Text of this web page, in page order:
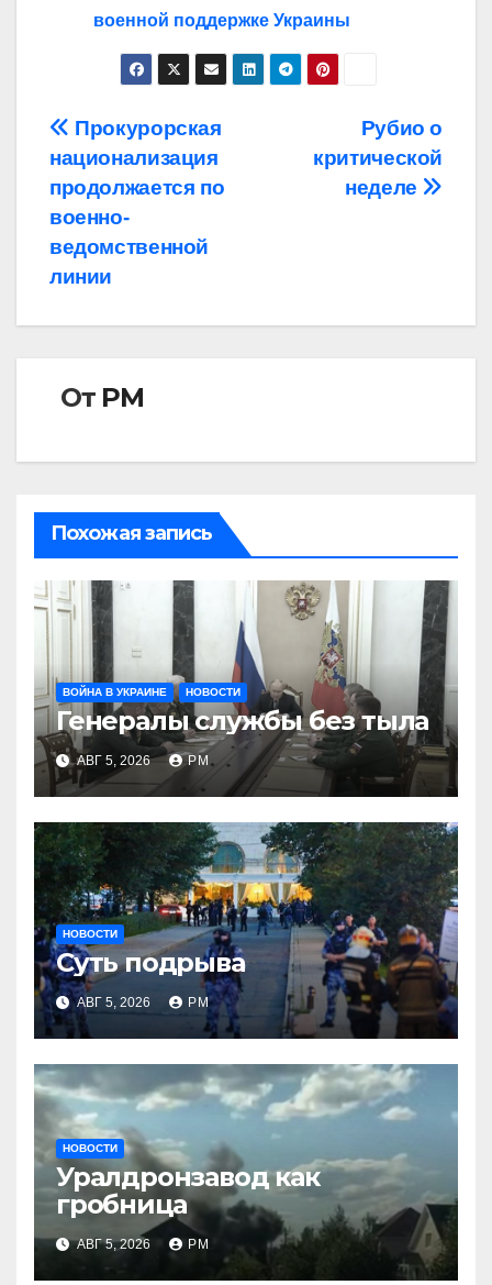
военной поддержке Украины
Навигация
по
записям
Рубио о
критической
неделе
Прокурорская
национализация
продолжается по
военно-
ведомственной
линии
От РМ
Похожая запись
ВОЙНА В УКРАИНЕ НОВОСТИ
Генералы службы без тыла
АВГ 5, 2026 РМ
НОВОСТИ
Суть подрыва
АВГ 5, 2026 РМ
НОВОСТИ
Уралдронзавод как
гробница
АВГ 5, 2026 РМ